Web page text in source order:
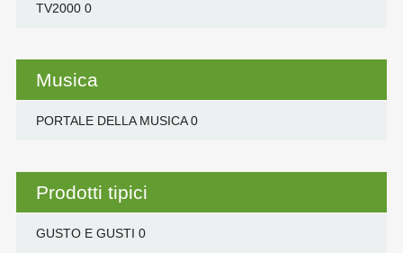
TV20000
Musica
PORTALE DELLA MUSICA0
Prodotti tipici
GUSTO E GUSTI 0